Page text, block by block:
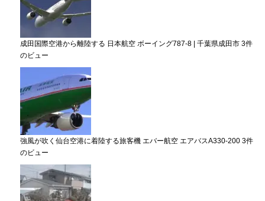
成田国際空港から離陸する 日本航空 ボーイング787-8 | 千葉県成田市 3件
のビュー
強風が吹く仙台空港に着陸する旅客機 エバー航空 エアバスA330-200 3件
のビュー